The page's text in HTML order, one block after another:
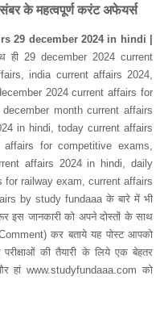
के महत्‍वपूर्ण करंट अफेयर्स
29 december 2024 in hindi |
ही 29 december 2024 current
india current affairs 2024,
2024 current affairs for
month current affairs
in hindi, today current affairs
for competitive exams,
affairs 2024 in hindi, daily
railway exam, current affairs
by study fundaaa के बारे में भी
इस जानकारी को अपने दोस्‍तों के साथ
कर बताये यह पोस्‍ट आपको
की तैयारी के लिये एक बेहतर
हां www.studyfundaaa.comको